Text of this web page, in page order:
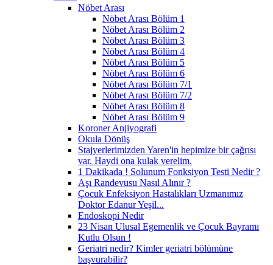
Nöbet Arası
Nöbet Arası Bölüm 1
Nöbet Arası Bölüm 2
Nöbet Arası Bölüm 3
Nöbet Arası Bölüm 4
Nöbet Arası Bölüm 5
Nöbet Arası Bölüm 6
Nöbet Arası Bölüm 7/1
Nöbet Arası Bölüm 7/2
Nöbet Arası Bölüm 8
Nöbet Arası Bölüm 9
Koroner Anjiyografi
Okula Dönüş
Stajyerlerimizden Yaren'in hepimize bir çağrısı
var. Haydi ona kulak verelim.
1 Dakikada ! Solunum Fonksiyon Testi Nedir ?
Aşı Randevusu Nasıl Alınır ?
Çocuk Enfeksiyon Hastalıkları Uzmanımız
Doktor Edanur Yeşil...
Endoskopi Nedir
23 Nisan Ulusal Egemenlik ve Çocuk Bayramı
Kutlu Olsun !
Geriatri nedir? Kimler geriatri bölümüne
başvurabilir?